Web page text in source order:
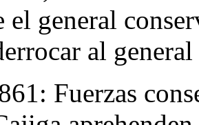
el general
al
Fuerzas